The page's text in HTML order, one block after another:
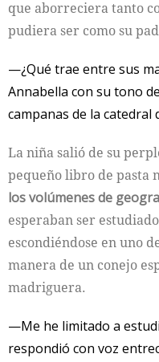
que aborreciera tanto
pudiera ser como su
—¿Qué trae entre sus
Annabella con su tono
campanas de la catedral
La niña salió de su
pequeño libro de pasta
los volúmenes de
esperaban ser
escondiéndose en uno
manera de un conejo
madriguera.
—Me he limitado a
respondió con voz